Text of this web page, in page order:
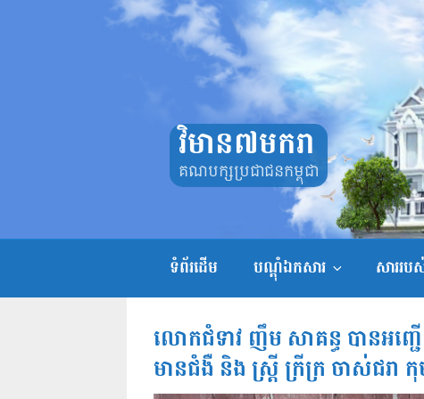
វិមាន៧មករា
គណបក្សប្រជាជនកម្ពុជា
ទំព័រដើម បណ្តុំឯកសារ សាររប
លោកជំទាវ ញឹម សាគន្ធ បានអញ្ជ
មានជំងឺ និង ស្ត្រី ក្រីក្រ ចាស់ជរា